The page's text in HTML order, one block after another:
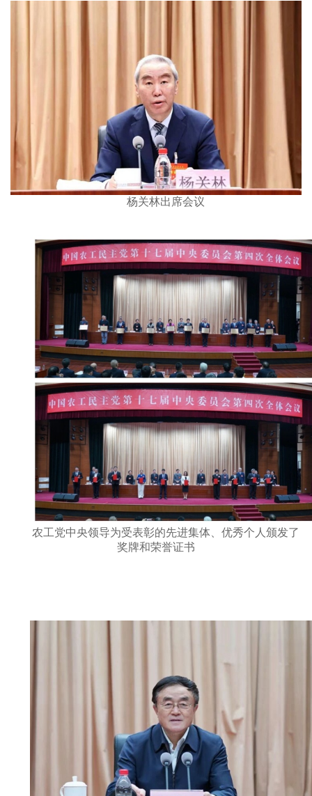
杨关林出席会议
农工党中央领导为受表彰的先进集体、优秀个人颁发了
奖牌和荣誉证书